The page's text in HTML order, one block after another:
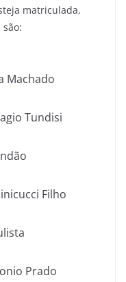
matriculada,
Machado
Tundisi
Filho
Prado